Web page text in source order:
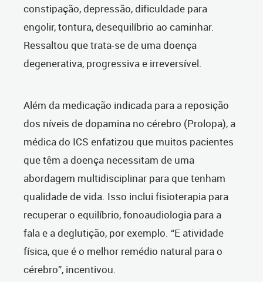
constipação, depressão, dificuldade para
engolir, tontura, desequilíbrio ao caminhar.
Ressaltou que trata-se de uma doença
degenerativa, progressiva e irreversível.
Além da medicação indicada para a reposição
dos níveis de dopamina no cérebro (Prolopa), a
médica do ICS enfatizou que muitos pacientes
que têm a doença necessitam de uma
abordagem multidisciplinar para que tenham
qualidade de vida. Isso inclui fisioterapia para
recuperar o equilíbrio, fonoaudiologia para a
fala e a deglutição, por exemplo. “E atividade
física, que é o melhor remédio natural para o
cérebro”, incentivou.